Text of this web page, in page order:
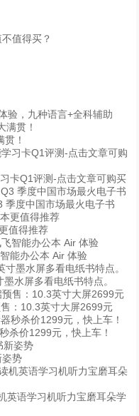
值得买？
验，九种语言+全科辅助
！
卡Q1评测-点击文章可购买
季度中国市场最火电子书
值得推荐
能办公本 Air 体验
水屏多看电纸书特点。
：10.3英寸大屏2699元
杀价1299元，快上车！
姿势
英语学习机听力宝磨耳朵学